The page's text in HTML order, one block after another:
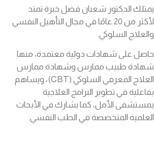
يمتلك الدكتور شعبان فضل خبرة تمتد
لأكثر من 20 عامًا في مجال التأهيل النفسي
والعلاج السلوكي.
حاصل على شهادات دولية معتمدة، منها
شهادة طبيب ممارس وشهادة ممارس
العلاج المعرفي السلوكي (CBT)، ويساهم
بفاعلية في تطوير البرامج العلاجية
بمستشفى الأمل، كما يشارك في الأبحاث
العلمية المتخصصة في الطب النفسي.